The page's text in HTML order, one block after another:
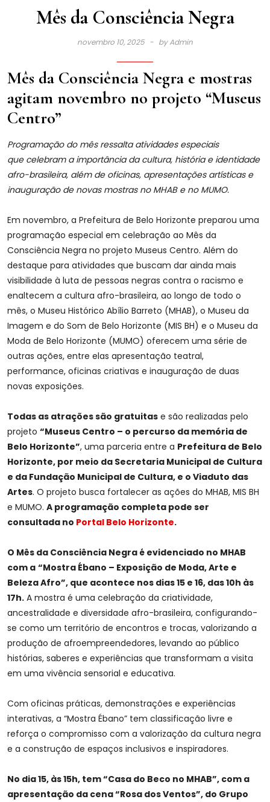
Mês da Consciência Negra
novembro 10, 2025 byAdmin
Mês da Consciência Negra e mostras
agitam novembro no projeto “Museus
Centro”
Programação do mês ressalta atividades especiais
que celebram a importância da cultura, história e identidade
afro-brasileira, além de oficinas, apresentações artísticas e
inauguração de novas mostras no MHAB e no MUMO.
Em novembro, a Prefeitura de Belo Horizonte preparou uma
programação especial em celebração ao Mês da
Consciência Negra no projeto Museus Centro. Além do
destaque para atividades que buscam dar ainda mais
visibilidade à luta de pessoas negras contra o racismo e
enaltecem a cultura afro-brasileira, ao longo de todo o
mês, o Museu Histórico Abílio Barreto (MHAB), o Museu da
Imagem e do Som de Belo Horizonte (MIS BH) e o Museu da
Moda de Belo Horizonte (MUMO) oferecem uma série de
outras ações, entre elas apresentação teatral,
performance, oficinas criativas e inauguração de duas
novas exposições.
Todas as atrações são gratuitas e são realizadas pelo
projeto “Museus Centro – o percurso da memória de
Belo Horizonte”, uma parceria entre a Prefeitura de Belo
Horizonte, por meio da Secretaria Municipal de Cultura
e da Fundação Municipal de Cultura, e o Viaduto das
Artes. O projeto busca fortalecer as ações do MHAB, MIS BH
e MUMO. A programação completa pode ser
consultada no Portal Belo Horizonte.
O Mês da Consciência Negra é evidenciado no MHAB
com a “Mostra Ébano – Exposição de Moda, Arte e
Beleza Afro”, que acontece nos dias 15 e 16, das 10h às
17h. A mostra é uma celebração da criatividade,
ancestralidade e diversidade afro-brasileira, configurando-
se como um território de encontros e trocas, valorizando a
produção de afroempreendedores, levando ao público
histórias, saberes e experiências que transformam a visita
em uma vivência sensorial e educativa.
Com oficinas práticas, demonstrações e experiências
interativas, a “Mostra Ébano” tem classificação livre e
reforça o compromisso com a valorização da cultura negra
e a construção de espaços inclusivos e inspiradores.
No dia 15, às 15h, tem “Casa do Beco no MHAB”, com a
apresentação da cena “Rosa dos Ventos”, do Grupo